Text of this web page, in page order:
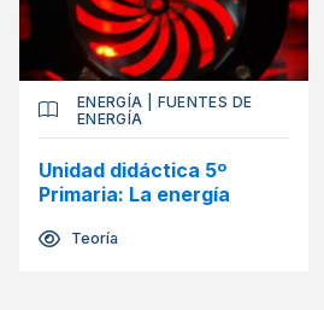
ENERGÍA
FUENTES DE
ENERGÍA
Unidad didáctica 5º
Primaria: La energía
Teoría